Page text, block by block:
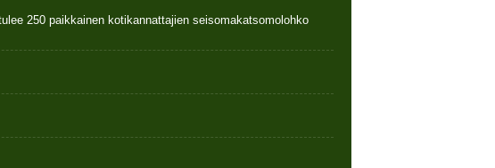
250 paikkainen kotikannattajien seisomakatsomolohko